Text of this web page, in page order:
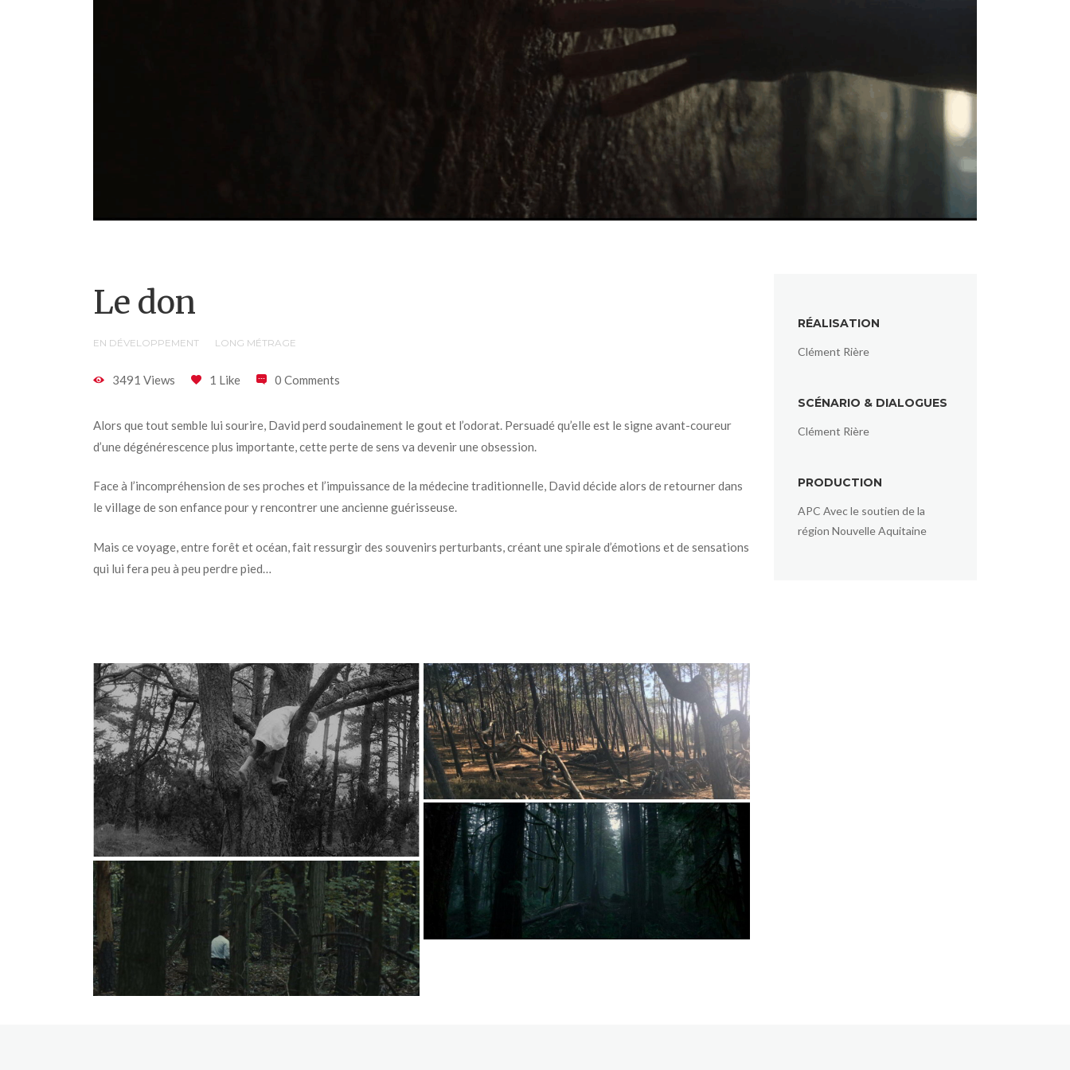
Le don
EN DÉVELOPPEMENT LONG MÉTRAGE
3491 Views 1 Like 0 Comments
Alors que tout semble lui sourire, David perd soudainement le gout et l’odorat. Persuadé qu’elle est le signe avant-coureur
d’une dégénérescence plus importante, cette perte de sens va devenir une obsession.
Face à l’incompréhension de ses proches et l’impuissance de la médecine traditionnelle, David décide alors de retourner dans
le village de son enfance pour y rencontrer une ancienne guérisseuse.
Mais ce voyage, entre forêt et océan, fait ressurgir des souvenirs perturbants, créant une spirale d’émotions et de sensations
qui lui fera peu à peu perdre pied…
RÉALISATION
Clément Rière
SCÉNARIO & DIALOGUES
Clément Rière
PRODUCTION
APC Avec le soutien de la
région Nouvelle Aquitaine